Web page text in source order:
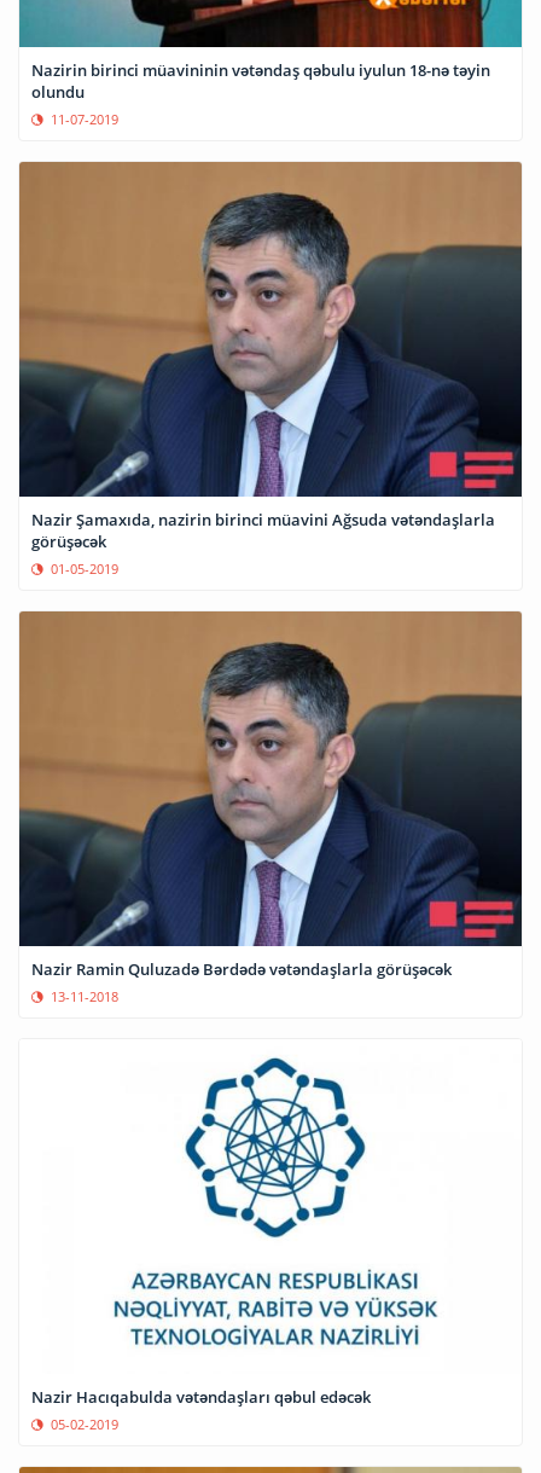
Nazirin birinci müavininin vətəndaş qəbulu iyulun 18-nə təyin
olundu
11-07-2019
Nazir Şamaxıda, nazirin birinci müavini Ağsuda vətəndaşlarla
görüşəcək
01-05-2019
Nazir Ramin Quluzadə Bərdədə vətəndaşlarla görüşəcək
13-11-2018
Nazir Hacıqabulda vətəndaşları qəbul edəcək
05-02-2019